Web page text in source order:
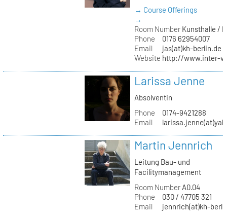
→ Course Offerings
→
Room NumberKunsthalle /
Phone
0176 62954007
Email
jas(at)kh-berlin.de
Website http://www.inter-
Larissa Jenne
Absolventin
Phone
0174-9421288
Email
Martin Jennrich
Leitung Bau- und
Facilitymanagement
Room NumberA0.04
Phone
030 / 47705 321
Email
jennrich(at)kh-